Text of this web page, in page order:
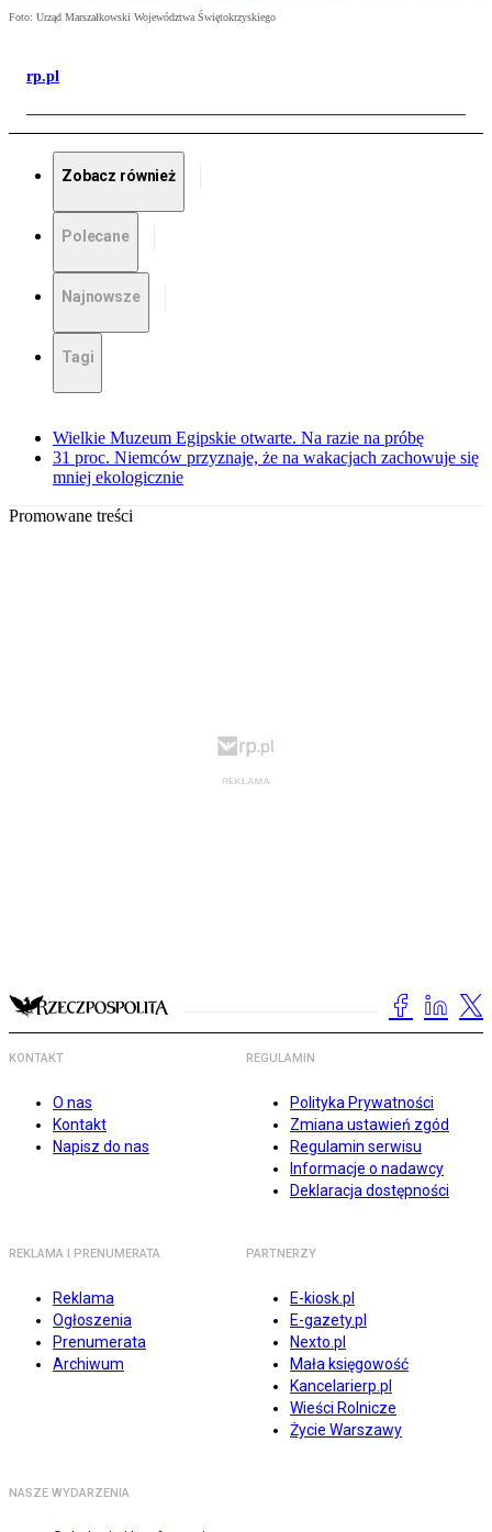
Foto: Urząd Marszałkowski Województwa Świętokrzyskiego
rp.pl
Zobacz również
Polecane
Najnowsze
Tagi
Wielkie Muzeum Egipskie otwarte. Na razie na próbę
31 proc. Niemców przyznaje, że na wakacjach zachowuje się
mniej ekologicznie
Promowane treści
KONTAKT
O nas
Kontakt
Napisz do nas
REGULAMIN
Polityka Prywatności
Zmiana ustawień zgód
Regulamin serwisu
Informacje o nadawcy
Deklaracja dostępności
REKLAMA I PRENUMERATA
Reklama
Ogłoszenia
Prenumerata
Archiwum
PARTNERZY
E-kiosk.pl
E-gazety.pl
Nexto.pl
Mała księgowość
Kancelarierp.pl
Wieści Rolnicze
Życie Warszawy
NASZE WYDARZENIA